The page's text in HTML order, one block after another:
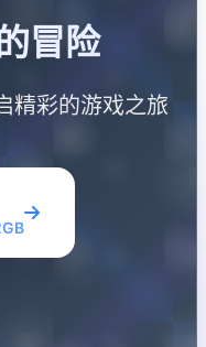
冒险
精彩的游戏之旅